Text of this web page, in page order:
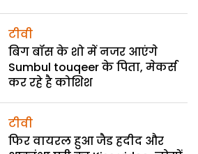
टीवी
बिग बॉस के शो में नजर आएंगे
Sumbul touqeer के पिता, मेकर्स
कर रहे है कोशिश
टीवी
फिर वायरल हुआ जैड हदीद और